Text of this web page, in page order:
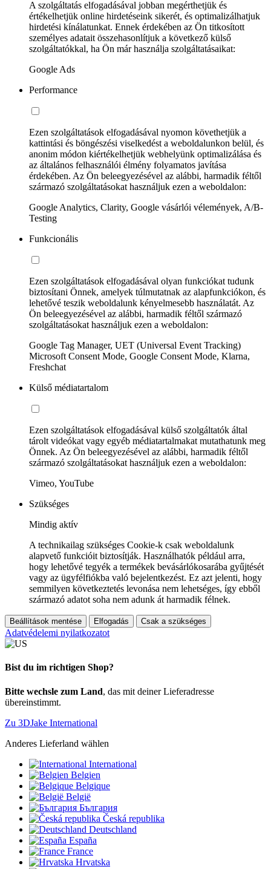
A szolgáltatás elfogadásával jobban megérthetjük és
értékelhetjük online hirdetéseink sikerét, és optimalizálhatjuk
hirdetési kínálatunkat. Ennek érdekében az Ön titkosított
személyes adatait összehasonlítjuk a következő külső
szolgáltatókkal, ha Ön már használja szolgáltatásaikat:
Google Ads
Performance
Ezen szolgáltatások elfogadásával nyomon követhetjük a
kattintási és böngészési viselkedést a weboldalunkon belül, és
anonim módon kiértékelhetjük webhelyünk optimalizálása és
az általános felhasználói élmény folyamatos javítása
érdekében. Az Ön beleegyezésével az alábbi, harmadik féltől
származó szolgáltatásokat használjuk ezen a weboldalon:
Google Analytics, Clarity, Google vásárlói vélemények, A/B-
Testing
Funkcionális
Ezen szolgáltatások elfogadásával olyan funkciókat tudunk
biztosítani Önnek, amelyek túlmutatnak az alapfunkciókon, és
lehetővé teszik weboldalunk kényelmesebb használatát. Az
Ön beleegyezésével az alábbi, harmadik féltől származó
szolgáltatásokat használjuk ezen a weboldalon:
Google Tag Manager, UET (Universal Event Tracking)
Microsoft Consent Mode, Google Consent Mode, Klarna,
Freshchat
Külső médiatartalom
Ezen szolgáltatások elfogadásával külső szolgáltatók által
tárolt videókat vagy egyéb médiatartalmakat mutathatunk meg
Önnek. Az Ön beleegyezésével az alábbi, harmadik féltől
származó szolgáltatásokat használjuk ezen a weboldalon:
Vimeo, YouTube
Szükséges
Mindig aktív
A technikailag szükséges Cookie-k csak weboldalunk
alapvető funkcióit biztosítják. Használhatók például arra,
hogy lehetővé tegyék a termékek bevásárlókosarába gyűjtését
vagy az ügyfélfiókba való bejelentkezést. Ez azt jelenti, hogy
semmilyen következtetés levonása nem lehetséges, így ebből
származó adatot soha nem adunk át harmadik félnek.
Beállítások mentése Elfogadás Csak a szükséges
Adatvédelemi nyilatkozatot
Bist du im richtigen Shop?
Bitte wechsle zum Land, das mit deiner Lieferadresse
übereinstimmt.
Zu 3DJake International
Anderes Lieferland wählen
International
Belgien
Belgique
België
България
Česká republika
Deutschland
España
France
Hrvatska